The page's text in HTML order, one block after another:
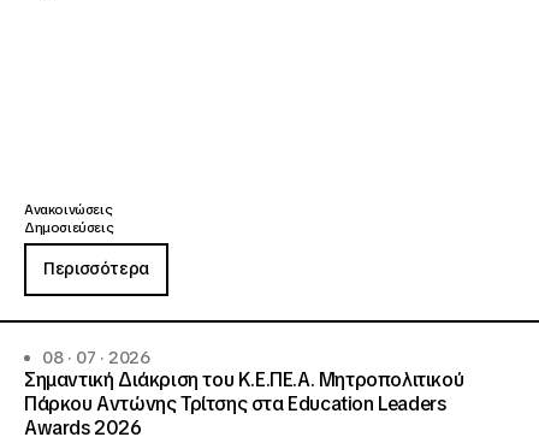
Ανακοινώσεις
Δημοσιεύσεις
Περισσότερα
08 · 07 · 2026
Σημαντική Διάκριση του Κ.Ε.ΠΕ.Α. Μητροπολιτικού
Πάρκου Αντώνης Τρίτσης στα Education Leaders
Awards 2026